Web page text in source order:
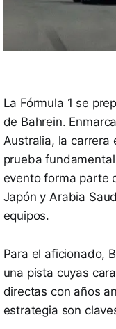
La Fórmula 1 se
de Bahrein.
Australia, la carrera
prueba
evento forma parte
Japón y Arabia
equipos.
Para el aficionado,
una pista cuyas
directas con años
estrategia son